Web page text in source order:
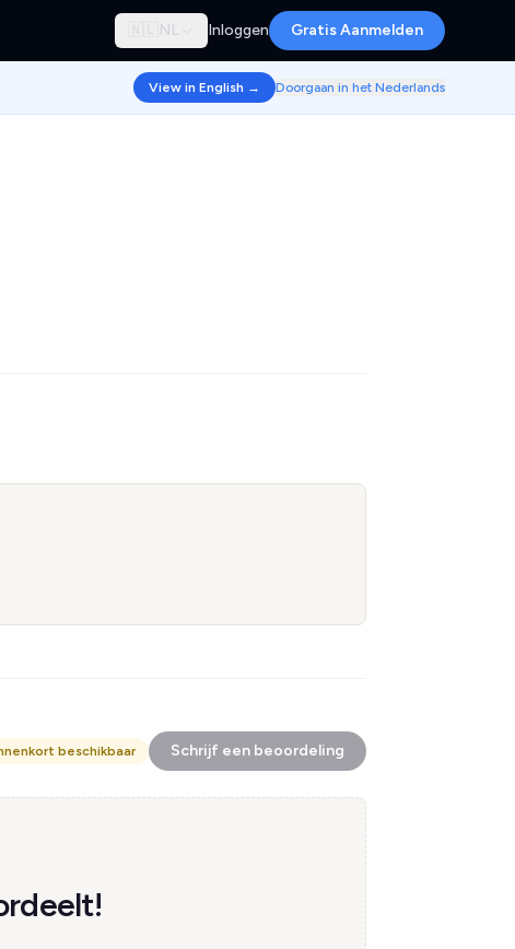
🇳🇱 NL Inloggen Gratis Aanmelden
View in English → Doorgaan in het Nederlands
beschikbaar Schrijf een beoordeling